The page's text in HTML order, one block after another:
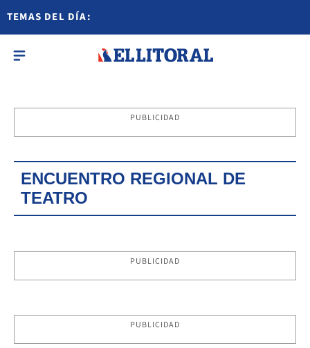
TEMAS DEL DÍA:
PUBLICIDAD
ENCUENTRO REGIONAL DE
TEATRO
PUBLICIDAD
PUBLICIDAD